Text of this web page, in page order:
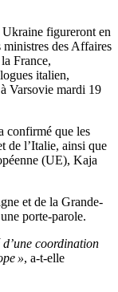
figureront en
ministres des Affaires
France,
italien,
Varsovie mardi 19
confirmé que les
de l’Italie, ainsi que
(UE), Kaja
et de la Grande-
porte-parole.
d’une coordination
», a-t-elle